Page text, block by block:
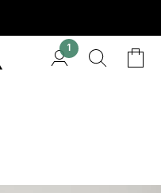
1